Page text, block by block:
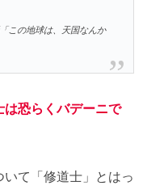
この地球は、天国なんか
恐らくバデーニで
て「修道士」とはっ